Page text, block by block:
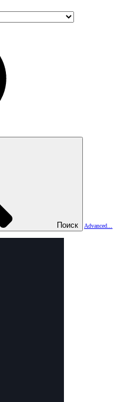
Поиск
Advanced...